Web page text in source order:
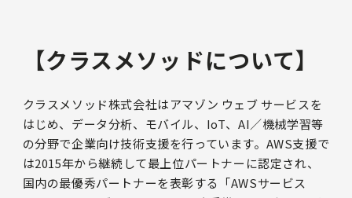
【クラスメソッドについて】
クラスメソッド株式会社はアマゾン ウェブ サービスを
はじめ、データ分析、モバイル、IoT、AI／機械学習等
の分野で企業向け技術支援を行っています。AWS支援で
は2015年から継続して最上位パートナーに認定され、
国内の最優秀パートナーを表彰する「AWSサービス